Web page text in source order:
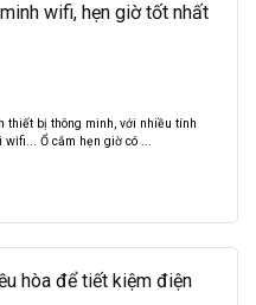
wifi, hẹn giờ tốt nhất
thiết bị thông minh, với nhiều tính
Ổ cắm hẹn giờ có ...
hòa để tiết kiệm điện